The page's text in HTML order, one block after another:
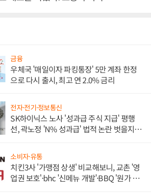
금융
우체국 '매일이자 파킹통장' 5만 계좌 한정
으로 다시 출시, 최고 연 2.0% 금리
전자·전기·정보통신
SK하이닉스 노사 '성과급 주식 지급' 평행
선, 곽노정 'N% 성과급' 법적 논란 벗을지 주
소비자·유통
치킨3사 '가맹점 상생' 비교해보니, 교촌 '영
업권 보호'·bhc '신메뉴 개발'·BBQ '원가 부